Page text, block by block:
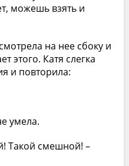
можешь взять и
на нее сбоку и
этого. Катя слегка
и повторила:
умела.
Такой смешной! –